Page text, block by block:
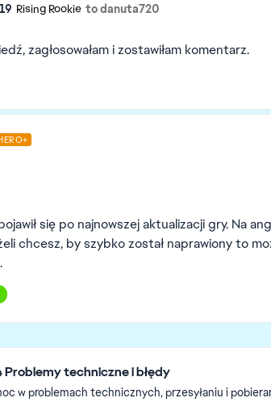
Rising Rookie to danuta720
zagłosowałam i zostawiłam komentarz.
się po najnowszej aktualizacji gry. Na
chcesz, by szybko został naprawiony to
Problemy techniczne i błędy
w problemach technicznych, przesyłaniu i